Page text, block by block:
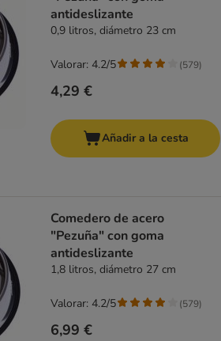
antideslizante
0,9 litros, diámetro 23 cm
4,29 €
Valorar: 4.2/5 (579)
Añadir a la cesta
Comedero de acero
"Pezuña" con goma
antideslizante
1,8 litros, diámetro 27 cm
6,99 €
Valorar: 4.2/5 (579)